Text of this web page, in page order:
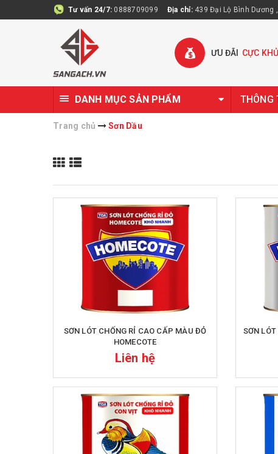
Tư vấn 24/7: 0888709099 Địa chỉ: 439 Đại Lộ Bình Dương
ƯU ĐÃI CỰC
DANH MỤC SẢN PHẨM THÔNG
Trang chủ Sơn Dầu
SƠN LÓT CHỐNG RỈ CAO CẤP MÀU ĐỎ
HOMECOTE
Liên hệ
SƠN